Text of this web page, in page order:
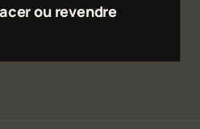
ou revendre